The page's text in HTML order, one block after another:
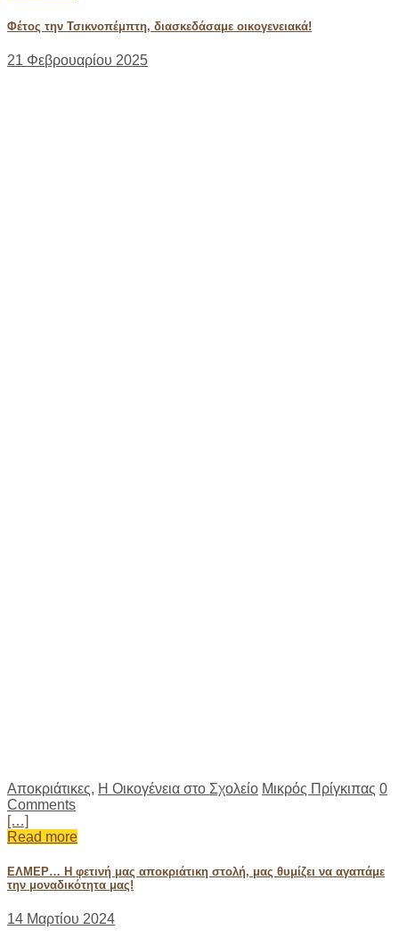
Φέτος την Τσικνοπέμπτη, διασκεδάσαμε οικογενειακά!
21 Φεβρουαρίου 2025
Αποκριάτικες, Η Οικογένεια στο Σχολείο Μικρός Πρίγκιπας 0
Comments
[…]
Read more
ΕΛΜΕΡ… Η φετινή μας αποκριάτικη στολή, μας θυμίζει να αγαπάμε
την μοναδικότητα μας!
14 Μαρτίου 2024